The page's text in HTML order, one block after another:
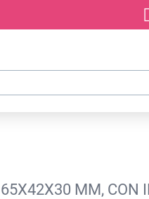
MM, CON